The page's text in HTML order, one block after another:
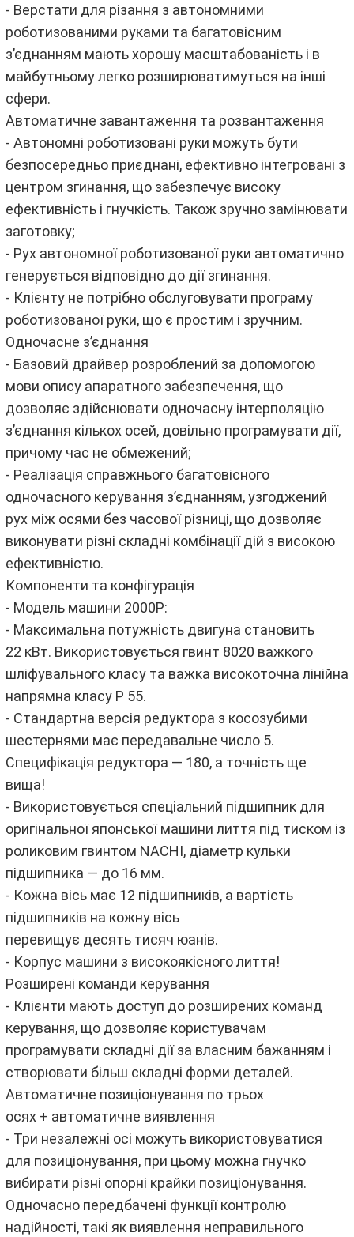
- Верстати для різання з автономними
роботизованими руками та багатовісним
з’єднанням мають хорошу масштабованість і в
майбутньому легко розширюватимуться на інші
сфери.
Автоматичне завантаження та розвантаження
- Автономні роботизовані руки можуть бути
безпосередньо приєднані, ефективно інтегровані з
центром згинання, що забезпечує високу
ефективність і гнучкість. Також зручно замінювати
заготовку;
- Рух автономної роботизованої руки автоматично
генерується відповідно до дії згинання.
- Клієнту не потрібно обслуговувати програму
роботизованої руки, що є простим і зручним.
Одночасне з’єднання
- Базовий драйвер розроблений за допомогою
мови опису апаратного забезпечення, що
дозволяє здійснювати одночасну інтерполяцію
з’єднання кількох осей, довільно програмувати дії,
причому час не обмежений;
- Реалізація справжнього багатовісного
одночасного керування з’єднанням, узгоджений
рух між осями без часової різниці, що дозволяє
виконувати різні складні комбінації дій з високою
ефективністю.
Компоненти та конфігурація
- Модель машини 2000P:
- Максимальна потужність двигуна становить
22 кВт. Використовується гвинт 8020 важкого
шліфувального класу та важка високоточна лінійна
напрямна класу P 55.
- Стандартна версія редуктора з косозубими
шестернями має передавальне число 5.
Специфікація редуктора — 180, а точність ще
вища!
- Використовується спеціальний підшипник для
оригінальної японської машини лиття під тиском із
роликовим гвинтом NACHI, діаметр кульки
підшипника — до 16 мм.
- Кожна вісь має 12 підшипників, а вартість
підшипників на кожну вісь
перевищує десять тисяч юанів.
- Корпус машини з високоякісного лиття!
Розширені команди керування
- Клієнти мають доступ до розширених команд
керування, що дозволяє користувачам
програмувати складні дії за власним бажанням і
створювати більш складні форми деталей.
Автоматичне позиціонування по трьох
осях + автоматичне виявлення
- Три незалежні осі можуть використовуватися
для позиціонування, при цьому можна гнучко
вибирати різні опорні крайки позиціонування.
Одночасно передбачені функції контролю
надійності, такі як виявлення неправильного